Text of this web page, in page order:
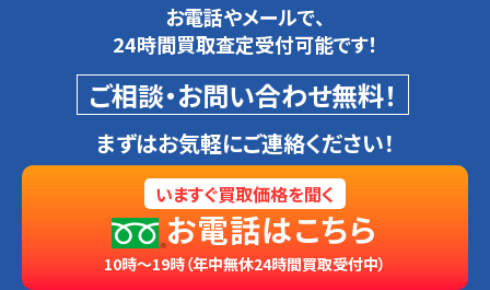
お電話やメールで、
24時間買取査定受付可能です！
ご相談・お問い合わせ無料！
まずはお気軽にご連絡ください！
いますぐ買取価格を聞く
お電話はこちら
10時～19時（年中無休24時間買取受付中）